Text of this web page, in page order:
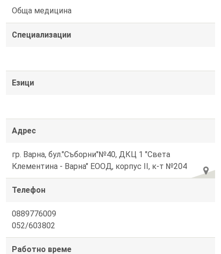
Обща медицина
Специализации
Езици
Адрес
гр. Варна, бул."Съборни"№40, ДКЦ 1 "Света
Клементина - Варна" ЕООД, корпус ІІ, к-т №204
Телефон
0889776009
052/603802
Работно време